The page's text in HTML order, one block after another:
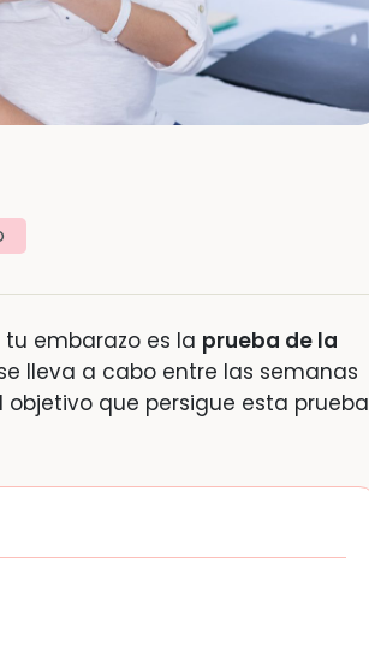
embarazo es la prueba de la
lleva a cabo entre las semanas
que persigue esta prueba